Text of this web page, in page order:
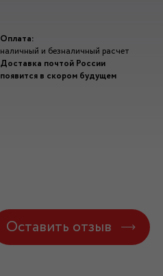
Оплата:
наличный и безналичный расчет
Доставка почтой России
появится в скором будущем
Оставить отзыв